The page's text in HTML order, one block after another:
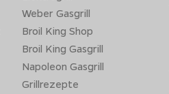
Weber Gasgrill
Broil King Shop
Broil King Gasgrill
Napoleon Gasgrill
Grillrezepte